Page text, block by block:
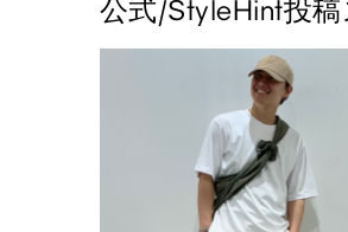
公式/StyleHint投